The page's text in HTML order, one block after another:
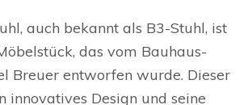
auch bekannt als B3-Stuhl, ist
das vom Bauhaus-
Breuer entworfen wurde. Dieser
innovatives Design und seine